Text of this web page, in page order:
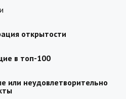
открытости
в топ-100
или неудовлетворительно